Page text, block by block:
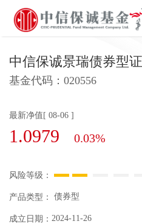
中信保诚景瑞债券型
基金代码： 020556
最新净值[ 08-06 ]
1.0979 0.03%
风险等级：
产品类型： 债券型
成立日期： 2024-11-26